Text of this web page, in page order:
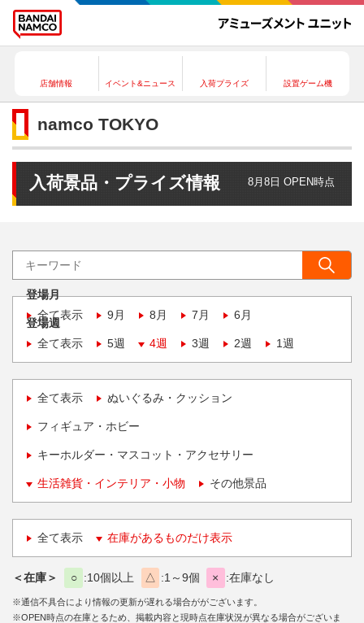
店舗情報 イベント&ニュース 入荷プライズ 設置ゲーム機
namco TOKYO
入荷景品・プライズ情報 8月8日 OPEN時点
登場月
全て表示
9月 8月 7月 6月
登場週
全て表示
5週 4週 3週 2週 1週
全て表示 ぬいぐるみ・クッション
フィギュア・ホビー
キーホルダー・マスコット・アクセサリー
生活雑貨・インテリア・小物 その他景品
全て表示 在庫があるものだけ表示
＜在庫＞ ○ 10個以上 △ 1～9個 × 在庫なし
※通信不具合により情報の更新が遅れる場合ががございます。
※OPEN時点の在庫とるため、掲載内容と現時点在庫状況が異なる場合がございま